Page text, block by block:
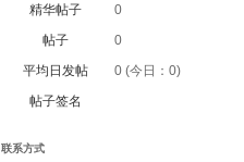
精华帖子
0
帖子
0
平均日发帖
0 (今日：0)
帖子签名
联系方式